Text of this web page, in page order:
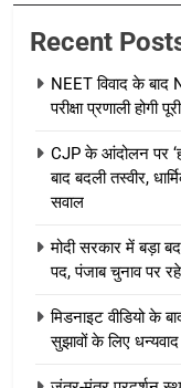
Recent
NEET विवाद के बाद
परीक्षा प्रणाली होगी
CJP के आंदोलन पर
बाद बदली तस्वीर,
सवाल
मोदी सरकार में बड़ा
पद, पंजाब चुनाव पर
मिडनाइट वीडियो के
सुझावों के लिए धन्यवाद